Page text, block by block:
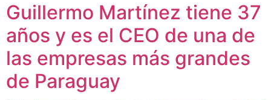
Guillermo Martínez tiene 37
años y es el CEO de una de
las empresas más grandes
de Paraguay